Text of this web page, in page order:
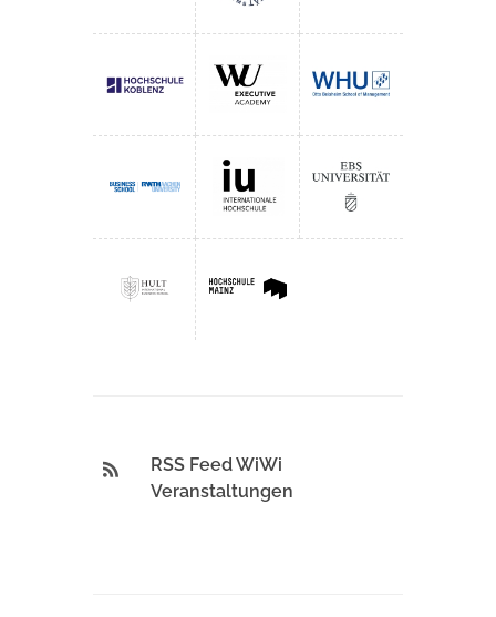
RSS Feed WiWi
Veranstaltungen